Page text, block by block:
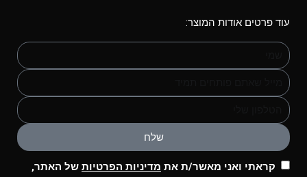
עוד פרטים אודות המוצר:
שלח
קראתי ואני מאשר/ת את מדיניות הפרטיות של האתר,